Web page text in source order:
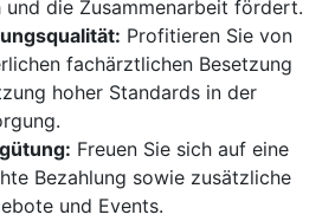
und die Zusammenarbeit fördert.
Profitieren Sie von
fachärztlichen Besetzung
hoher Standards in der
Freuen Sie sich auf eine
Bezahlung sowie zusätzliche
und Events.